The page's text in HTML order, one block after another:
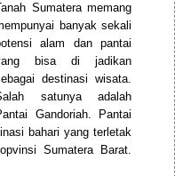
Sumatera memang
banyak sekali
alam dan pantai
bisa di jadikan
destinasi wisata.
satunya adalah
Gandoriah. Pantai
bahari yang terletak
Sumatera Barat.